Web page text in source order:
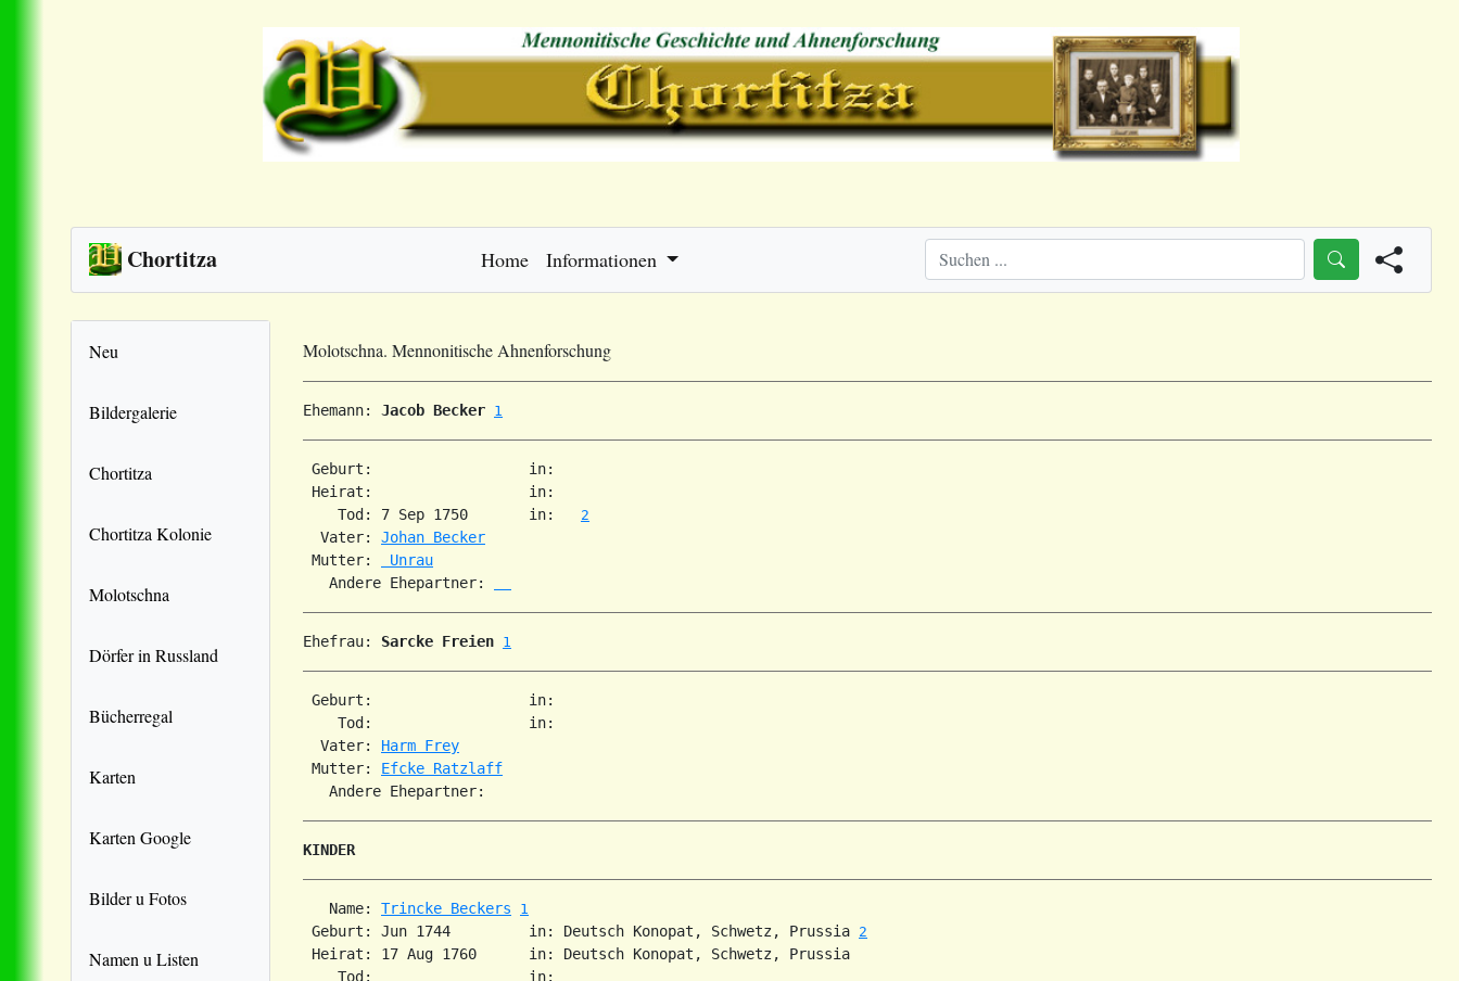
Chortitza Home Informationen
Neu
Bildergalerie
Chortitza
Chortitza Kolonie
Molotschna
Dörfer in Russland
Bücherregal
Karten
Karten Google
Bilder u Fotos
Namen u Listen
Molotschna. Mennonitische Ahnenforschung
Ehemann: Jacob Becker 1
Geburt:                  in:
Heirat:                  in:
    Tod: 7 Sep 1750       in:
2
  Vater:
Johan Becker
Mutter:
Unrau
   Andere Ehepartner:
Ehefrau: Sarcke Freien 1
Geburt:                  in:
    Tod:                  in:
  Vater:
Harm Frey
Mutter: Efcke Ratzlaff
KINDER
   Name:
Trincke Beckers 1
Geburt: Jun 1744         in: Deutsch Konopat, Schwetz, Prussia 2
Heirat: 17 Aug 1760      in: Deutsch Konopat, Schwetz, Prussia
    Tod:                  in: